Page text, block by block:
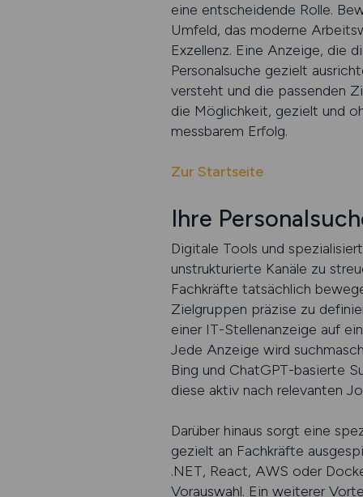
eine entscheidende Rolle.
Umfeld, das moderne
Exzellenz. Eine Anzeige, die
Personalsuche gezielt
versteht und die passenden
die Möglichkeit, gezielt und
messbarem Erfolg.
Zur Startseite
Ihre
Digitale Tools und
unstrukturierte Kanäle zu
Fachkräfte tatsächlich
Zielgruppen präzise zu
einer IT-Stellenanzeige auf
Jede Anzeige wird
Bing und ChatGPT-basierte
diese aktiv nach relevanten
Darüber hinaus sorgt eine
gezielt an Fachkräfte
.NET, React, AWS oder
Vorauswahl. Ein weiterer